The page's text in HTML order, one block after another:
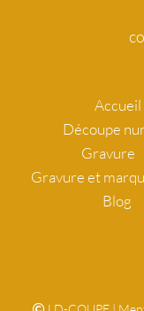
Accueil
Découpe
Gravure
Gravure et
Blog